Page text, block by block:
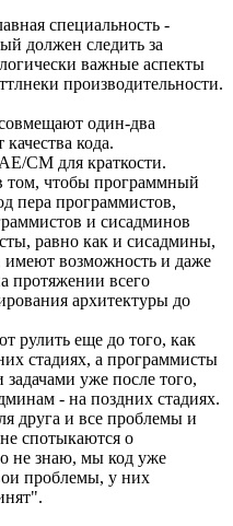
специальность -
должен следить за
важные аспекты
производительности.
один-два
кода.
CM для краткости.
том, чтобы программный
пера программистов,
и сисадминов
равно как и сисадмины,
имеют возможность и даже
протяжении всего
архитектуры до
рулить еще до того, как
стадиях, а программисты
уже после того,
- на поздних стадиях.
друга и все проблемы и
спотыкаются о
не знаю, мы код уже
проблемы, у них